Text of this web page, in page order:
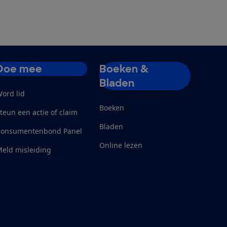
mee
lid
een actie of claim
Panel
misleiding
Boeken &
Bladen
Boeken
Bladen
Online lezen